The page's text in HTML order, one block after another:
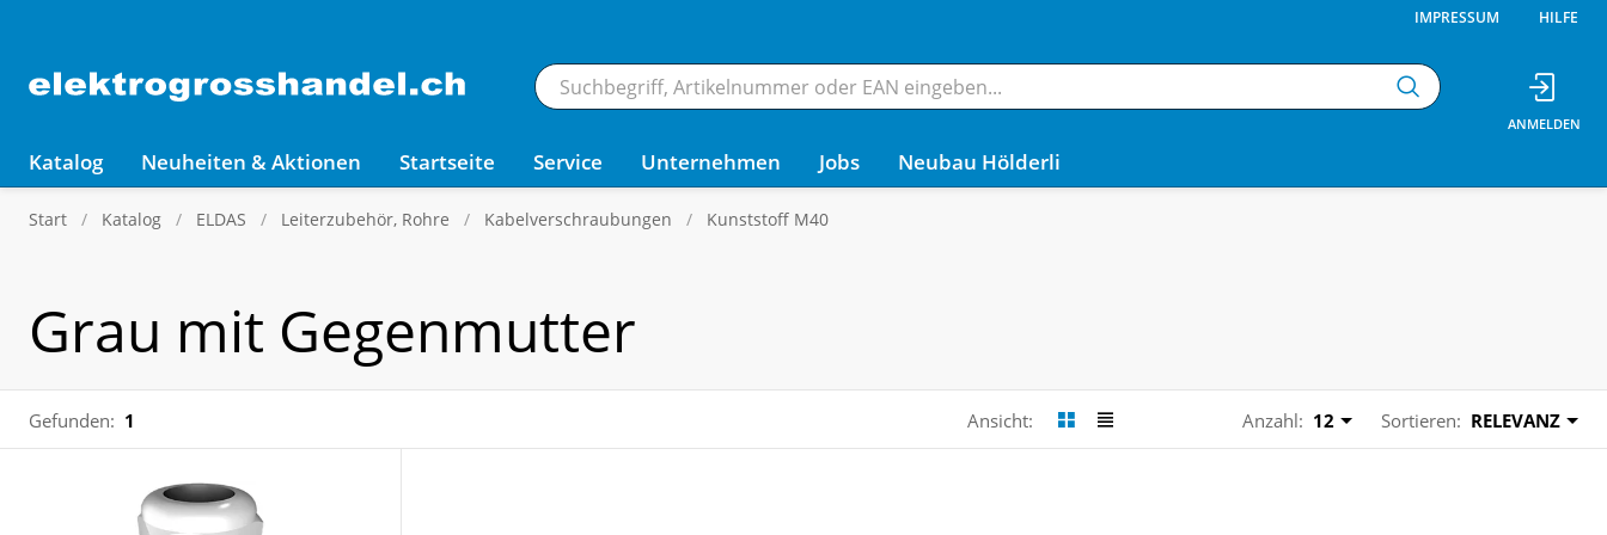
IMPRESSUM HILFE
Katalog Neuheiten & Aktionen Startseite Service Unternehmen Jobs Neubau Hölderli
Start Katalog ELDAS Leiterzubehör, Rohre Kabelverschraubungen Kunststoff M40
Grau mit Gegenmutter
Gefunden: 1 Ansicht: Anzahl: 12 Sortieren: RELEVANZ